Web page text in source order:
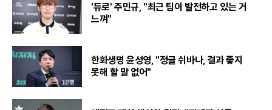
'듀로' 주민규, "최근 팀이 발전하고 있는 거
느껴"
한화생명 윤성영, "정글 쉬바나, 결과 좋지
못해 할 말 없어"